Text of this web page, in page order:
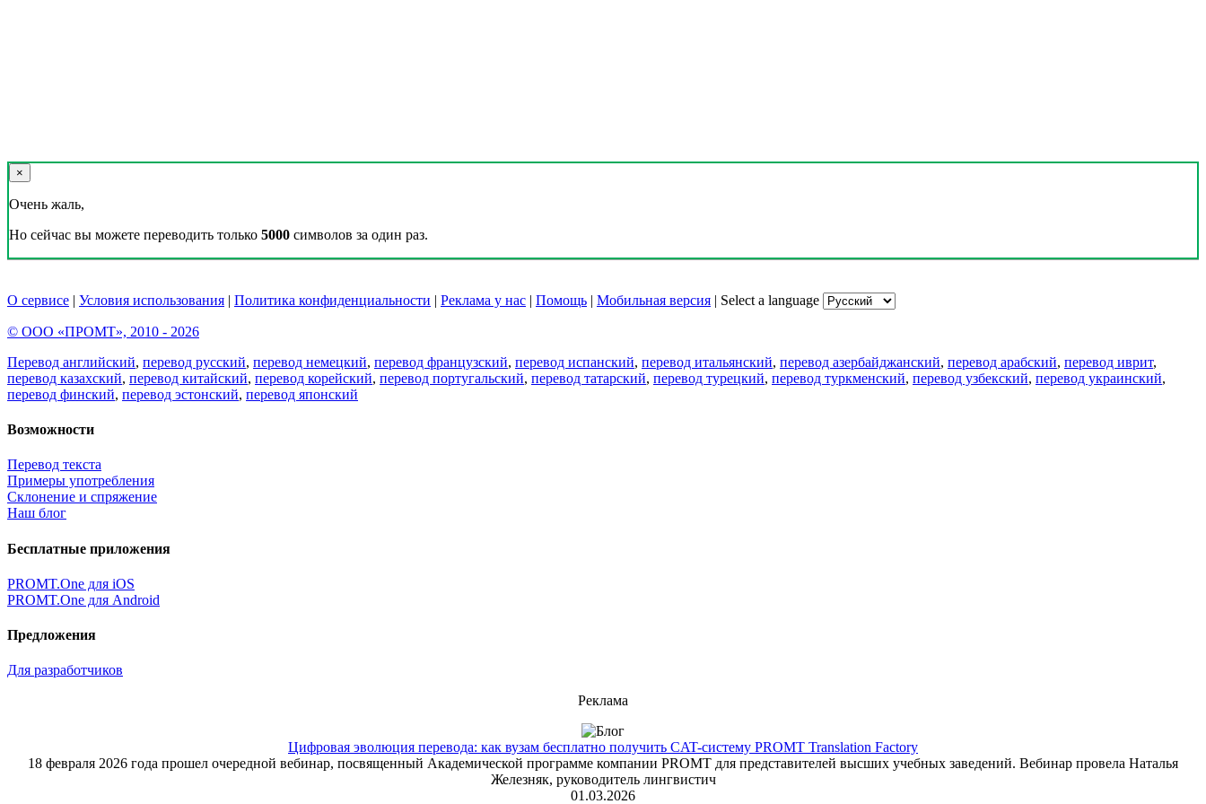
×
Очень жаль,
Но сейчас вы можете переводить только 5000 символов за один раз.
О сервисе | Условия использования | Политика конфиденциальности | Реклама у нас | Помощь | Мобильная версия | Select a language
© ООО «ПРОМТ», 2010 - 2026
Перевод английский, перевод русский, перевод немецкий, перевод французский, перевод испанский, перевод итальянский, перевод азербайджанский, перевод арабский, перевод иврит,
перевод казахский, перевод китайский, перевод корейский, перевод португальский, перевод татарский, перевод турецкий, перевод туркменский, перевод узбекский, перевод украинский,
перевод финский, перевод эстонский, перевод японский
Возможности
Перевод текста
Примеры употребления
Склонение и спряжение
Наш блог
Бесплатные приложения
PROMT.One для iOS
PROMT.One для Android
Предложения
Для разработчиков
Реклама
Цифровая эволюция перевода: как вузам бесплатно получить CAT-систему PROMT Translation Factory
18 февраля 2026 года прошел очередной вебинар, посвященный Академической программе компании PROMT для представителей высших учебных заведений. Вебинар провела Наталья
Железняк, руководитель лингвистич
01.03.2026